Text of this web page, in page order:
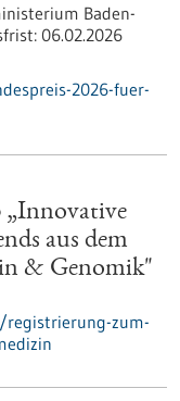
Baden-
06.02.2026
2026-fuer-
„Innovative
aus dem
& Genomik"
zum-